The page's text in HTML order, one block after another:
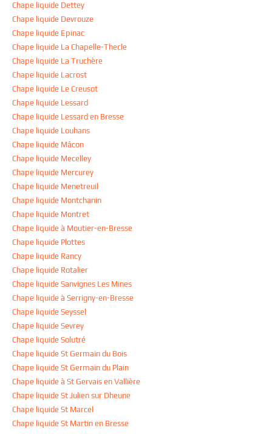
Chape liquide Dettey
Chape liquide Devrouze
Chape liquide Epinac
Chape liquide La Chapelle-Thecle
Chape liquide La Truchère
Chape liquide Lacrost
Chape liquide Le Creusot
Chape liquide Lessard
Chape liquide Lessard en Bresse
Chape liquide Louhans
Chape liquide Mâcon
Chape liquide Mecelley
Chape liquide Mercurey
Chape liquide Menetreuil
Chape liquide Montchanin
Chape liquide Montret
Chape liquide à Moutier-en-Bresse
Chape liquide Plottes
Chape liquide Rancy
Chape liquide Rotalier
Chape liquide Sanvignes Les Mines
Chape liquide à Serrigny-en-Bresse
Chape liquide Seyssel
Chape liquide Sevrey
Chape liquide Solutré
Chape liquide St Germain du Bois
Chape liquide St Germain du Plain
Chape liquide à St Gervais en Vallière
Chape liquide St Julien sur Dheune
Chape liquide St Marcel
Chape liquide St Martin en Bresse